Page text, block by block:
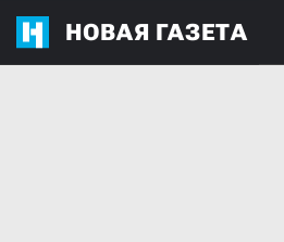
НОВАЯ ГАЗЕТА